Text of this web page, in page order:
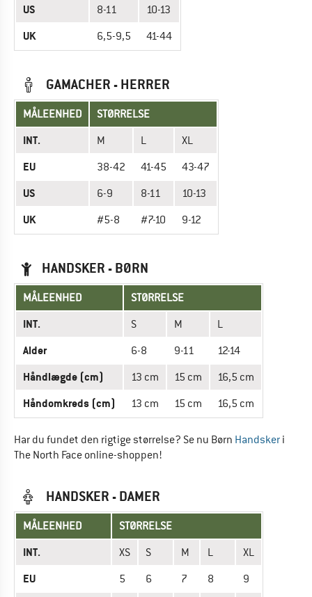
US 8-11 10-13
UK 6,5-9,5 41-44
GAMACHER - HERRER
MÅLEENHED STØRRELSE
INT. M L XL
EU 38-42 41-45 43-47
US 6-9 8-11 10-13
UK #5-8 #7-10 9-12
HANDSKER - BØRN
MÅLEENHED STØRRELSE
INT. S M L
Alder 6-8 9-11 12-14
Håndlægde (cm) 13 cm 15 cm 16,5 cm
Håndomkreds (cm) 13 cm 15 cm 16,5 cm
Har du fundet den rigtige størrelse? Se nu Børn Handsker i
The North Face online-shoppen!
HANDSKER - DAMER
MÅLEENHED STØRRELSE
INT. XS S M L XL
EU 5 6 7 8 9